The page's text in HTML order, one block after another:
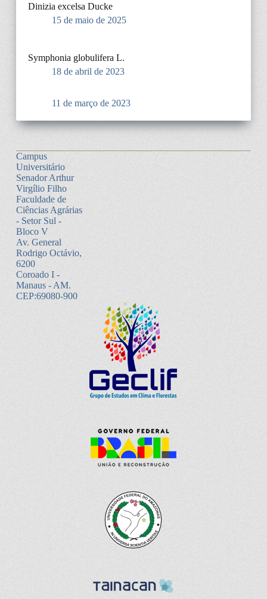
Dinizia excelsa Ducke
15 de maio de 2025
Symphonia globulifera L.
18 de abril de 2023
11 de março de 2023
Campus
Universitário
Senador Arthur
Virgílio Filho
Faculdade de
Ciências Agrárias
- Setor Sul -
Bloco V
Av. General
Rodrigo Octávio,
6200
Coroado I -
Manaus - AM.
CEP:69080-900